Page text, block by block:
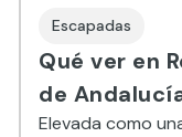
Escapadas
Qué ver en
de
Elevada como